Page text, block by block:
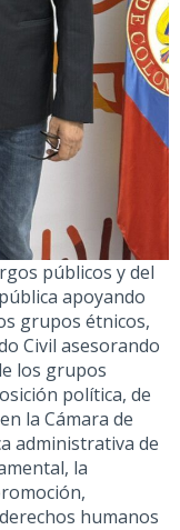
públicos y del
apoyando
grupos étnicos,
Civil asesorando
los grupos
política, de
la Cámara de
administrativa de
la
humanos